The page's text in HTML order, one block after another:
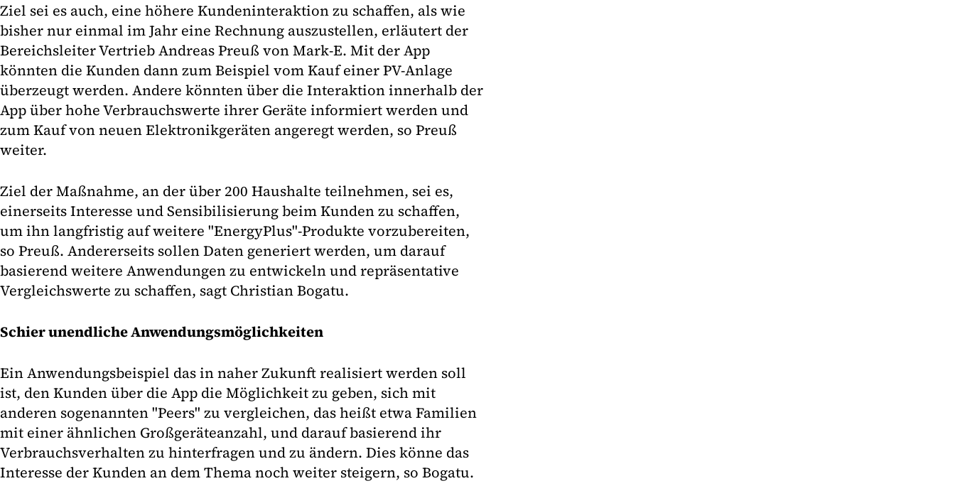
Ziel sei es auch, eine höhere Kundeninteraktion zu schaffen, als wie
bisher nur einmal im Jahr eine Rechnung auszustellen, erläutert der
Bereichsleiter Vertrieb Andreas Preuß von Mark-E. Mit der App
könnten die Kunden dann zum Beispiel vom Kauf einer PV-Anlage
überzeugt werden. Andere könnten über die Interaktion innerhalb der
App über hohe Verbrauchswerte ihrer Geräte informiert werden und
zum Kauf von neuen Elektronikgeräten angeregt werden, so Preuß
weiter.
Ziel der Maßnahme, an der über 200 Haushalte teilnehmen, sei es,
einerseits Interesse und Sensibilisierung beim Kunden zu schaffen,
um ihn langfristig auf weitere "EnergyPlus"-Produkte vorzubereiten,
so Preuß. Andererseits sollen Daten generiert werden, um darauf
basierend weitere Anwendungen zu entwickeln und repräsentative
Vergleichswerte zu schaffen, sagt Christian Bogatu.
Schier unendliche Anwendungsmöglichkeiten
Ein Anwendungsbeispiel das in naher Zukunft realisiert werden soll
ist, den Kunden über die App die Möglichkeit zu geben, sich mit
anderen sogenannten "Peers" zu vergleichen, das heißt etwa Familien
mit einer ähnlichen Großgeräteanzahl, und darauf basierend ihr
Verbrauchsverhalten zu hinterfragen und zu ändern. Dies könne das
Interesse der Kunden an dem Thema noch weiter steigern, so Bogatu.